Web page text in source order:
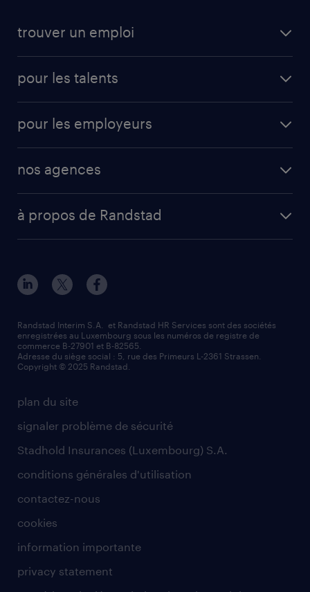
trouver un emploi
pour les talents
pour les employeurs
nos agences
à propos de Randstad
plan du site
signaler problème de sécurité
Stadhold Insurances (Luxembourg) S.A.
conditions générales d'utilisation
contactez-nous
cookies
information importante
privacy statement
Randstad Interim S.A. et Randstad HR Services sont des sociétés
enregistrées au Luxembourg sous les numéros de registre de
commerce B-27901 et B-82565.
Adresse du siège social : 5, rue des Primeurs L-2361 Strassen.
Copyright © 2025 Randstad.